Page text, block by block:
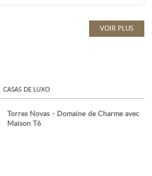
VOIR PLUS
CASAS DE LUXO
Torres Novas - Domaine de Charme avec
Maison T6